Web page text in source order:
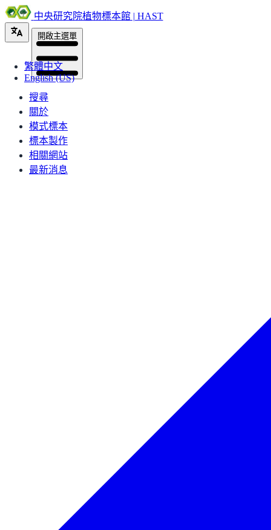
中央研究院植物標本館 | HAST
繁體中文
English (US)
開啟主選單
搜尋
關於
模式標本
標本製作
相關網站
最新消息